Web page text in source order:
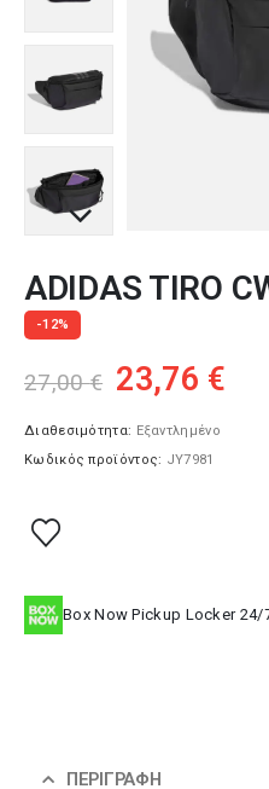
ADIDAS TIRO
-12%
27,00€ Original
was:
27,00 €.
23,76 €
Διαθεσιμότητα: Εξαντλημένο
Κωδικός προϊόντος: JY7981
Box Now Pickup Locker 24/
ΠΕΡΙΓΡΑΦΉ